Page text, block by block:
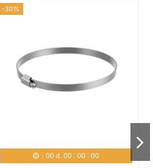
-30%
00 d. 00 :00 :00